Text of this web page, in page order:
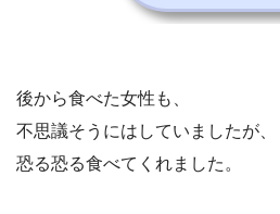
後から食べた女性も、
不思議そうにはしていましたが、
恐る恐る食べてくれました。